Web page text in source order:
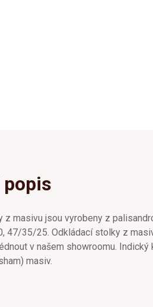
z masivu jsou vyrobeny z
47/35/25. Odkládací stolky z
v našem showroomu. Indický
masiv.